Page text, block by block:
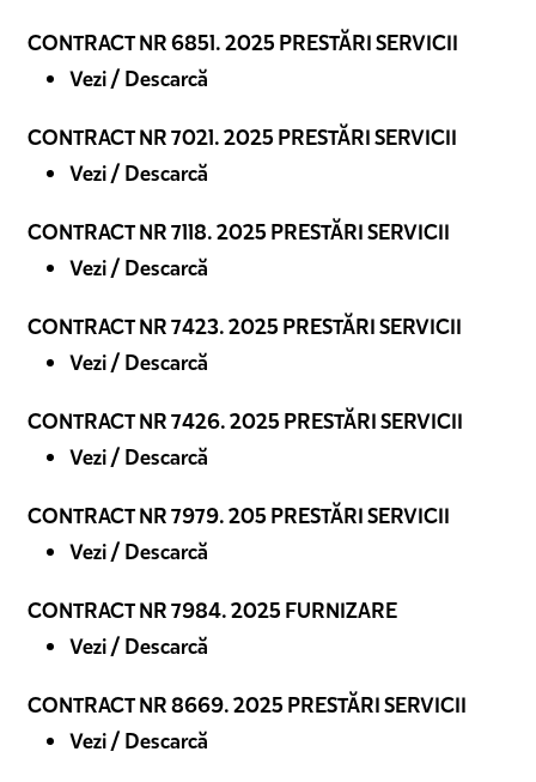
CONTRACT NR 6851. 2025 PRESTĂRI SERVICII
Vezi / Descarcă
CONTRACT NR 7021. 2025 PRESTĂRI SERVICII
Vezi / Descarcă
CONTRACT NR 7118. 2025 PRESTĂRI SERVICII
Vezi / Descarcă
CONTRACT NR 7423. 2025 PRESTĂRI SERVICII
Vezi / Descarcă
CONTRACT NR 7426. 2025 PRESTĂRI SERVICII
Vezi / Descarcă
CONTRACT NR 7979. 205 PRESTĂRI SERVICII
Vezi / Descarcă
CONTRACT NR 7984. 2025 FURNIZARE
Vezi / Descarcă
CONTRACT NR 8669. 2025 PRESTĂRI SERVICII
Vezi / Descarcă